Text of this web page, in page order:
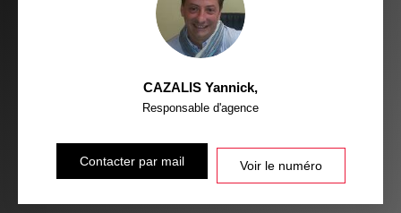
CAZALIS Yannick,
Responsable d'agence
Contacter par mail Voir le numéro